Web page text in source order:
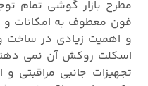
مطرح بازار گوشی تمام
فون معطوف به امکانات و
و اهمیت زیادی در ساخت
اسکلت روکش آن نمی
تجهیزات جانبی مراقبتی